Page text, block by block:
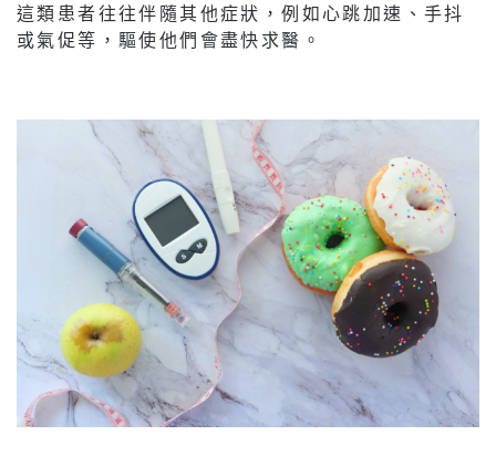
這類患者往往伴隨其他症狀，例如心跳加速、手抖
或氣促等，驅使他們會盡快求醫。